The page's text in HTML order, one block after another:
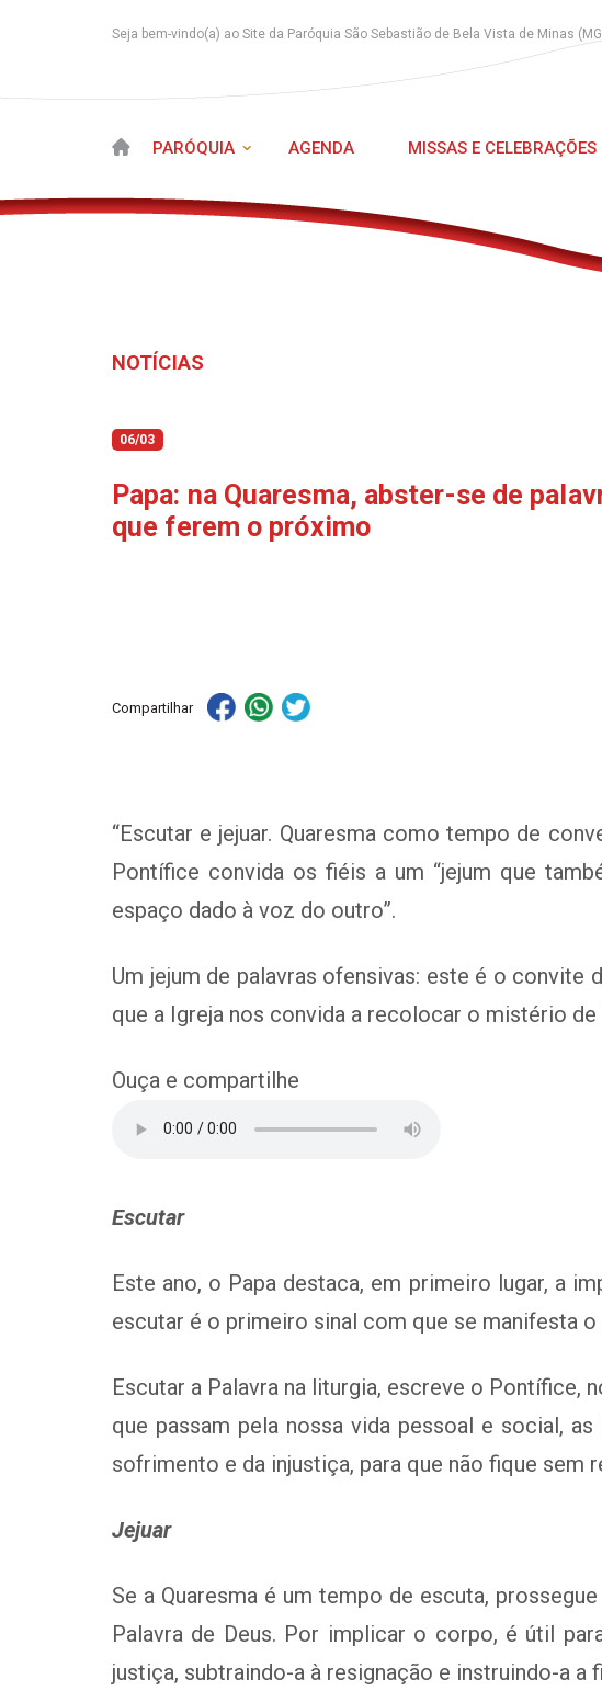
Seja bem-vindo(a) ao Site da Paróquia São Sebastião de Bela Vista de Minas
PARÓQUIA AGENDA MISSAS E CELEBRAÇÕES
NOTÍCIAS
06/03
Papa: na Quaresma, abster-se de
que ferem o próximo
Compartilhar
“Escutar e jejuar. Quaresma como tempo de
Pontífice convida os fiéis a um “jejum que
espaço dado à voz do outro”.
Um jejum de palavras ofensivas: este é o convite
que a Igreja nos convida a recolocar o mistério de
Ouça e compartilhe
Escutar
Este ano, o Papa destaca, em primeiro lugar, a
escutar é o primeiro sinal com que se manifesta
Escutar a Palavra na liturgia, escreve o Pontífice,
que passam pela nossa vida pessoal e social,
sofrimento e da injustiça, para que não fique sem
Jejuar
Se a Quaresma é um tempo de escuta,
Palavra de Deus. Por implicar o corpo, é útil
justiça, subtraindo-a à resignação e instruindo-a